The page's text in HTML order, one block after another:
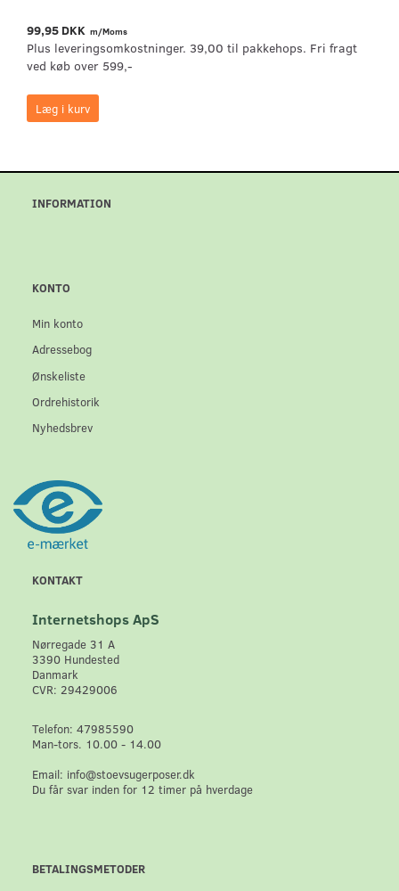
99,95 DKK m/Moms
Plus leveringsomkostninger. 39,00 til pakkehops. Fri fragt
ved køb over 599,-
Læg i kurv
INFORMATION
KONTO
Min konto
Adressebog
Ønskeliste
Ordrehistorik
Nyhedsbrev
KONTAKT
Internetshops ApS
Nørregade 31 A
3390 Hundested
Danmark
CVR: 29429006
Telefon: 47985590
Man-tors. 10.00 - 14.00
Email: info@stoevsugerposer.dk
Du får svar inden for 12 timer på hverdage
BETALINGSMETODER